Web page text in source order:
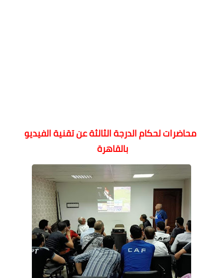
محاضرات لحكام الدرجة الثالثة عن تقنية الفيديو
بالقاهرة